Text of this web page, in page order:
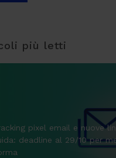
più letti
pixel email e nuove
deadline al 29/10 per